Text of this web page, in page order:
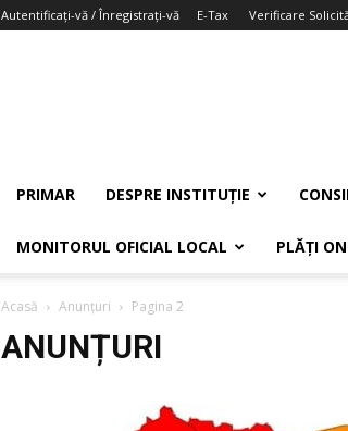
Autentificați-vă / Înregistrați-vă E-Tax Verificare
PRIMAR DESPRE INSTITUȚIE
MONITORUL OFICIAL LOCAL PLĂȚI
Acasă Anunțuri Pagina 2
ANUNȚURI